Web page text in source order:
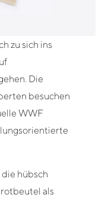
zu sich ins
Die
besuchen
WWF
hübsch
als